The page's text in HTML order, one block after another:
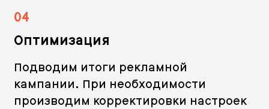
04
Оптимизация
Подводим итоги рекламной
кампании. При необходимости
производим корректировки настроек